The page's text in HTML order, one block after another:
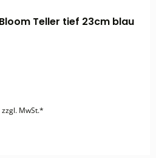
Teller tief 23cm blau
MwSt.*